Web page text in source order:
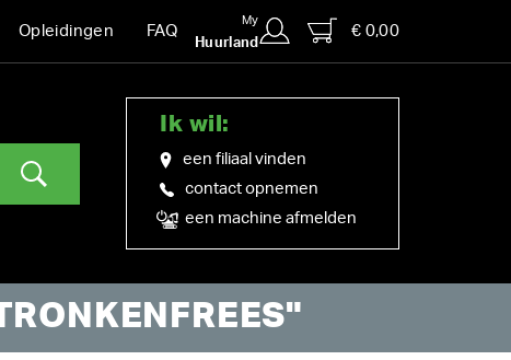
Opleidingen FAQ
My
Huurland
€ 0,00
Ik wil:
een filiaal vinden
contact opnemen
een machine afmelden